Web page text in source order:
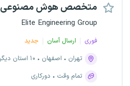
متخصص هوش مصنوعی
Elite Engineering Group
فوری ارسال آسان
جدید
تهران
اصفهان
۱۰ استان دیگر
تمام وقت
دورکاری